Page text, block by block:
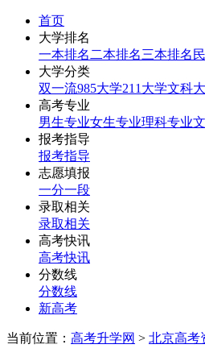
首页
大学排名
一本排名 二本排名三本排名
大学分类
双一流985大学211大学文科
高考专业
男生专业女生专业理科专业
报考指导
报考指导
志愿填报
一分一段
录取相关
录取相关
高考快讯
高考快讯
分数线
分数线
新高考
当前位置： 高考升学网 > 北京高考